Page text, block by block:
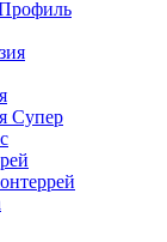
Супер